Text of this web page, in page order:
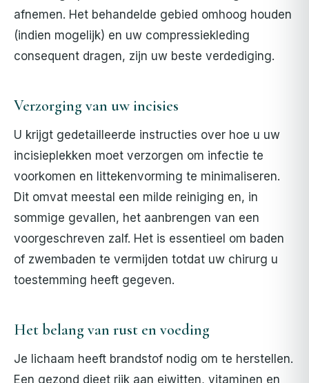
afnemen. Het behandelde gebied omhoog houden
(indien mogelijk) en uw compressiekleding
consequent dragen, zijn uw beste verdediging.
Verzorging van uw incisies
U krijgt gedetailleerde instructies over hoe u uw
incisieplekken moet verzorgen om infectie te
voorkomen en littekenvorming te minimaliseren.
Dit omvat meestal een milde reiniging en, in
sommige gevallen, het aanbrengen van een
voorgeschreven zalf. Het is essentieel om baden
of zwembaden te vermijden totdat uw chirurg u
toestemming heeft gegeven.
Het belang van rust en voeding
Je lichaam heeft brandstof nodig om te herstellen.
Een gezond dieet rijk aan eiwitten, vitaminen en